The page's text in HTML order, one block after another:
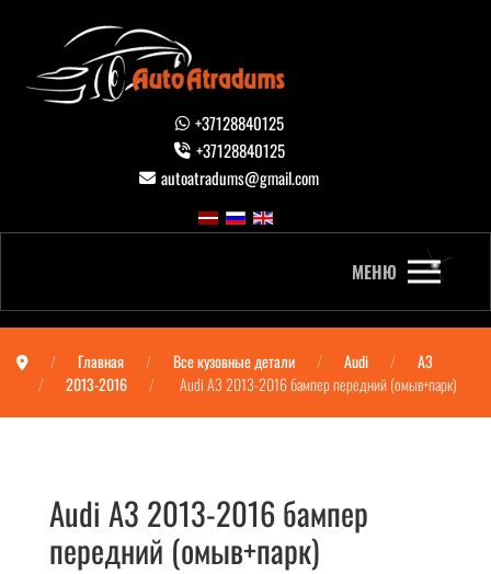
+37128840125
+37128840125
autoatradums@gmail.com
МЕНЮ
Главная Все кузовные детали Audi
A3
2013-2016
Audi A3 2013-2016 бампер передний (омыв+парк)
Audi A3 2013-2016 бампер
передний (омыв+парк)